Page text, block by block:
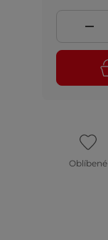
Oblíbené